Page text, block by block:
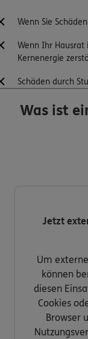
Wenn Sie
Wenn Ihr Hausrat
Kernenergie
Schäden durch
Was ist
Jetzt
Um
können
diesen
Cookies
Browser